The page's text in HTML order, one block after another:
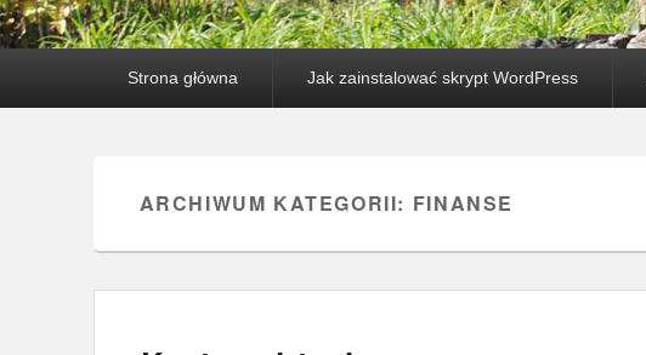
Strona główna Jak zainstalować skrypt WordPress
ARCHIWUM KATEGORII: FINANSE